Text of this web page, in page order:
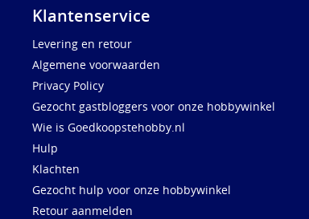
Klantenservice
Levering en retour
Algemene voorwaarden
Privacy Policy
Gezocht gastbloggers voor onze hobbywinkel
Wie is Goedkoopstehobby.nl
Hulp
Klachten
Gezocht hulp voor onze hobbywinkel
Retour aanmelden